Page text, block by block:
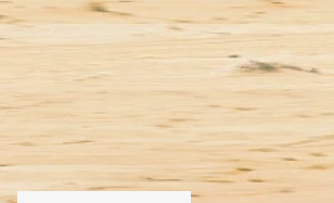
Vendas diretas